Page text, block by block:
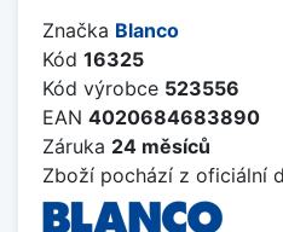
Značka Blanco
Kód 16325
Kód výrobce 523556
EAN 4020684683890
Záruka 24 měsíců
Zboží pochází z oficiální